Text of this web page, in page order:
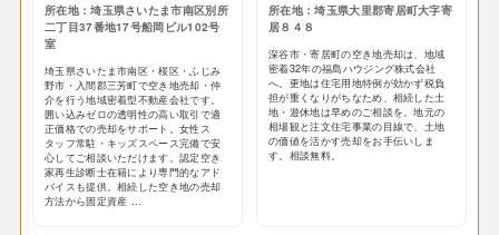
所在地：埼玉県さいたま市南区別所
二丁目37番地17号船岡ビル102号
室
埼玉県さいたま市南区・桜区・ふじみ
野市・入間郡三芳町で空き地売却・仲
介を行う地域密着型不動産会社です。
囲い込みゼロの透明性の高い取引で適
正価格での売却をサポート。女性ス
タッフ常駐・キッズスペース完備で安
心してご相談いただけます。認定空き
家再生診断士在籍により専門的なアド
バイスも提供。相続した空き地の売却
方法から固定資産 ...
所在地：埼玉県大里郡寄居町大字寄
居８４８
深谷市・寄居町の空き地売却は、地域
密着32年の福島ハウジング株式会社
へ。更地は住宅用地特例が効かず税負
担が重くなりがちなため、相続した土
地・遊休地は早めのご相談を。地元の
相場観と注文住宅事業の目線で、土地
の価値を活かす売却をお手伝いしま
す。相談無料。